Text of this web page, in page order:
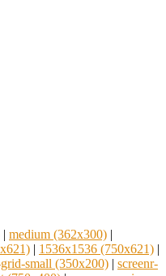
| medium (362x300) |
| 1536x1536 (750x621) |
small (350x200) | screenr-